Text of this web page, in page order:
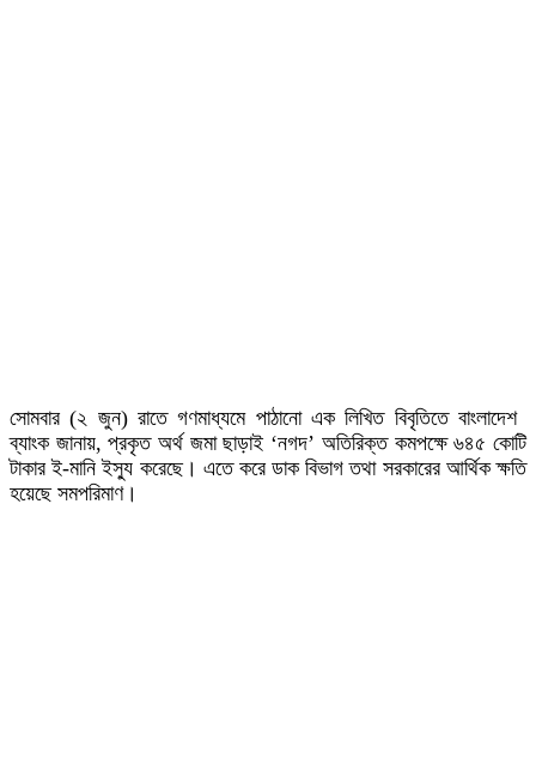
সোমবার (২ জুন) রাতে গণমাধ্যমে পাঠানো এক লিখিত বিবৃতিতে বাংলাদেশ
ব্যাংক জানায়, প্রকৃত অর্থ জমা ছাড়াই ‘নগদ’ অতিরিক্ত কমপক্ষে ৬৪৫ কোটি
টাকার ই-মানি ইস্যু করেছে। এতে করে ডাক বিভাগ তথা সরকারের আর্থিক ক্ষতি
হয়েছে সমপরিমাণ।